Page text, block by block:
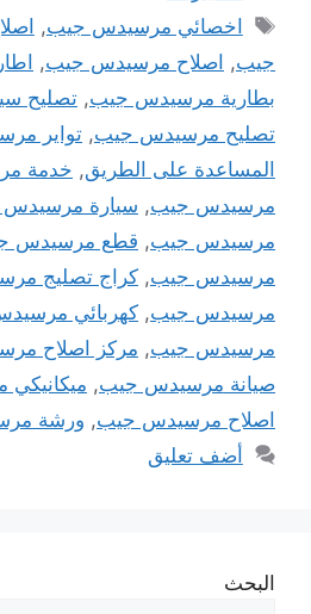
الوسوم
اخصائي مرسيدس جيب,
جيب, اصلاح مرسيدس جيب,
بطارية مرسيدس جيب, تصليح
تصليح مرسيدس جيب, تواير
المساعدة على الطريق, خدمة
مرسيدس جيب, سيارة
مرسيدس جيب, قطع مرسيدس
مرسيدس جيب, كراج تصليج
مرسيدس جيب, كهربائي
مرسيدس جيب, مركز اصلاح
صيانة مرسيدس جيب,
اصلاح مرسيدس جيب, ورشة
أضف تعليق
البحث